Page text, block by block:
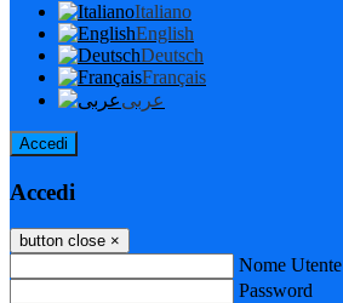
Italiano
English
Deutsch
Français
عربى
Accedi
Accedi
button close ×
Nome Utente
Password